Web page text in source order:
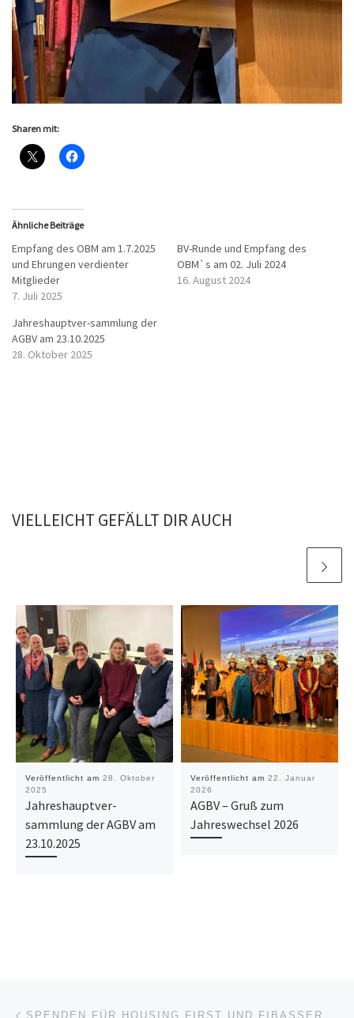
Sharen mit:
Ähnliche Beiträge
Empfang des OBM am 1.7.2025
und Ehrungen verdienter
Mitglieder
7. Juli 2025
BV-Runde und Empfang des
OBM`s am 02. Juli 2024
16. August 2024
Jahreshauptver-sammlung der
AGBV am 23.10.2025
28. Oktober 2025
VIELLEICHT GEFÄLLT DIR AUCH
Veröffentlicht am 28. Oktober
2025
Jahreshauptver-
sammlung der AGBV am
23.10.2025
Veröffentlicht am 22. Januar
2026
AGBV – Gruß zum
Jahreswechsel 2026
Beitragsnavigation
SPENDEN FÜR HOUSING FIRST UND FIBASSER